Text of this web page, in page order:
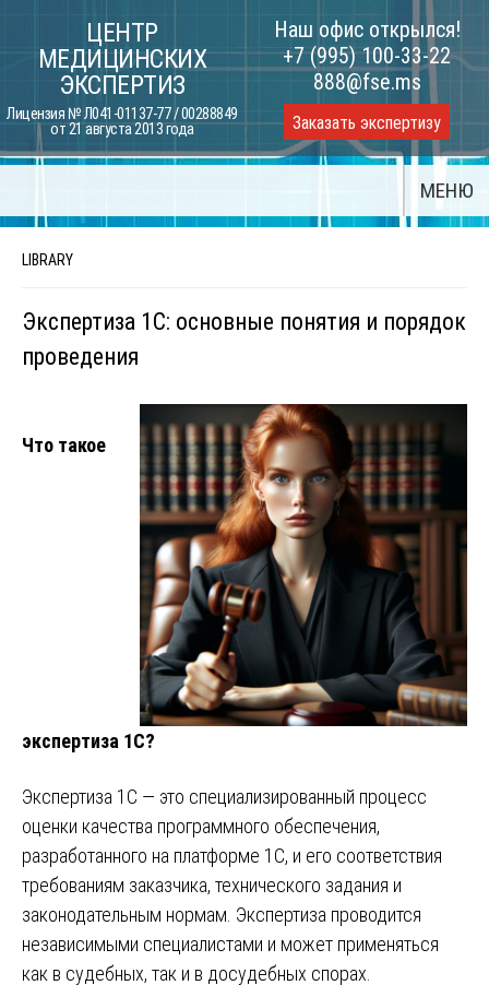
content
ЦЕНТР
МЕДИЦИНСКИХ
ЭКСПЕРТИЗ
Лицензия № Л041-01137-77 / 00288849
от 21 августа 2013 года
Наш офис открылся!
+7 (995) 100-33-22
888@fse.ms
Заказать экспертизу
МЕНЮ
LIBRARY
Экспертиза 1С: основные понятия и порядок
проведения
Что такое
экспертиза 1С?
Экспертиза 1С — это специализированный процесс
оценки качества программного обеспечения,
разработанного на платформе 1С, и его соответствия
требованиям заказчика, технического задания и
законодательным нормам. Экспертиза проводится
независимыми специалистами и может применяться
как в судебных, так и в досудебных спорах.